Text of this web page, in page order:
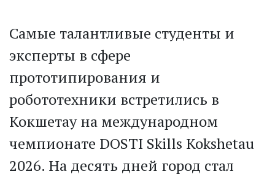
Самые талантливые студенты и
эксперты в сфере
прототипирования и
робототехники встретились в
Кокшетау на международном
чемпионате DOSTI Skills Kokshetau
2026. На десять дней город стал